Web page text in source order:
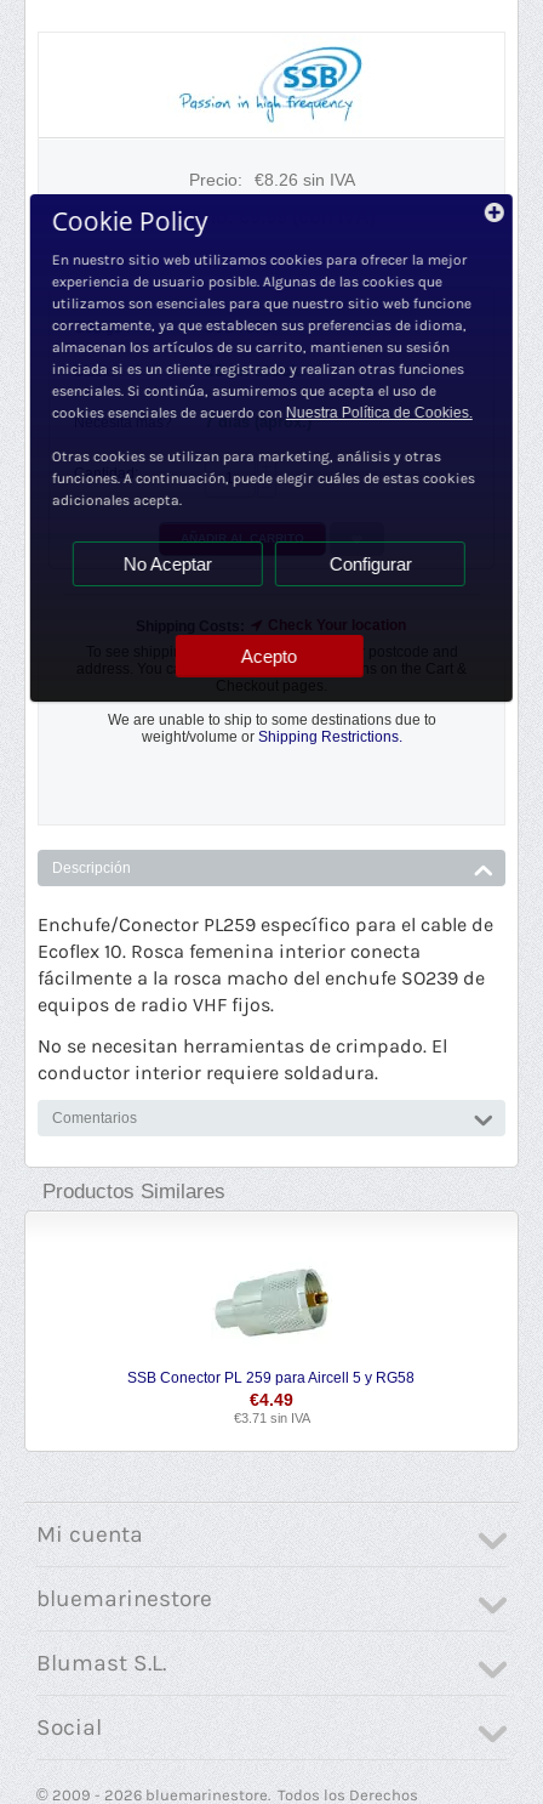
Precio: €8.26 sin IVA
Precio:
Código : SSB 7378
Stock: 26 en stock
Necesita más? 7 días (aprox.)
Cantidad:
+
−
To see shipping options, please enter your postcode and
address. You can also check shipping options on the Cart &
We are unable to ship to some destinations due to
weight/volume or Shipping Restrictions.
Descripción
Enchufe/Conector PL259 específico para el cable de
Ecoflex 10. Rosca femenina interior conecta
fácilmente a la rosca macho del enchufe SO239 de
equipos de radio VHF fijos.
No se necesitan herramientas de crimpado. El
conductor interior requiere soldadura.
Comentarios
Productos Similares
SSB Conector PL 259 para Aircell 5 y RG58
€4.49
€3.71 sin IVA
Mi cuenta
bluemarinestore
Blumast S.L.
Social
© 2009 - 2026 bluemarinestore. Todos los Derechos
Cookie Policy
En nuestro sitio web utilizamos cookies para ofrecer la mejor
experiencia de usuario posible. Algunas de las cookies que
utilizamos son esenciales para que nuestro sitio web funcione
correctamente, ya que establecen sus preferencias de idioma,
almacenan los artículos de su carrito, mantienen su sesión
iniciada si es un cliente registrado y realizan otras funciones
esenciales. Si continúa, asumiremos que acepta el uso de
cookies esenciales de acuerdo con Nuestra Política de Cookies.
Otras cookies se utilizan para marketing, análisis y otras
funciones. A continuación, puede elegir cuáles de estas cookies
adicionales acepta.
No Aceptar Configurar
Acepto